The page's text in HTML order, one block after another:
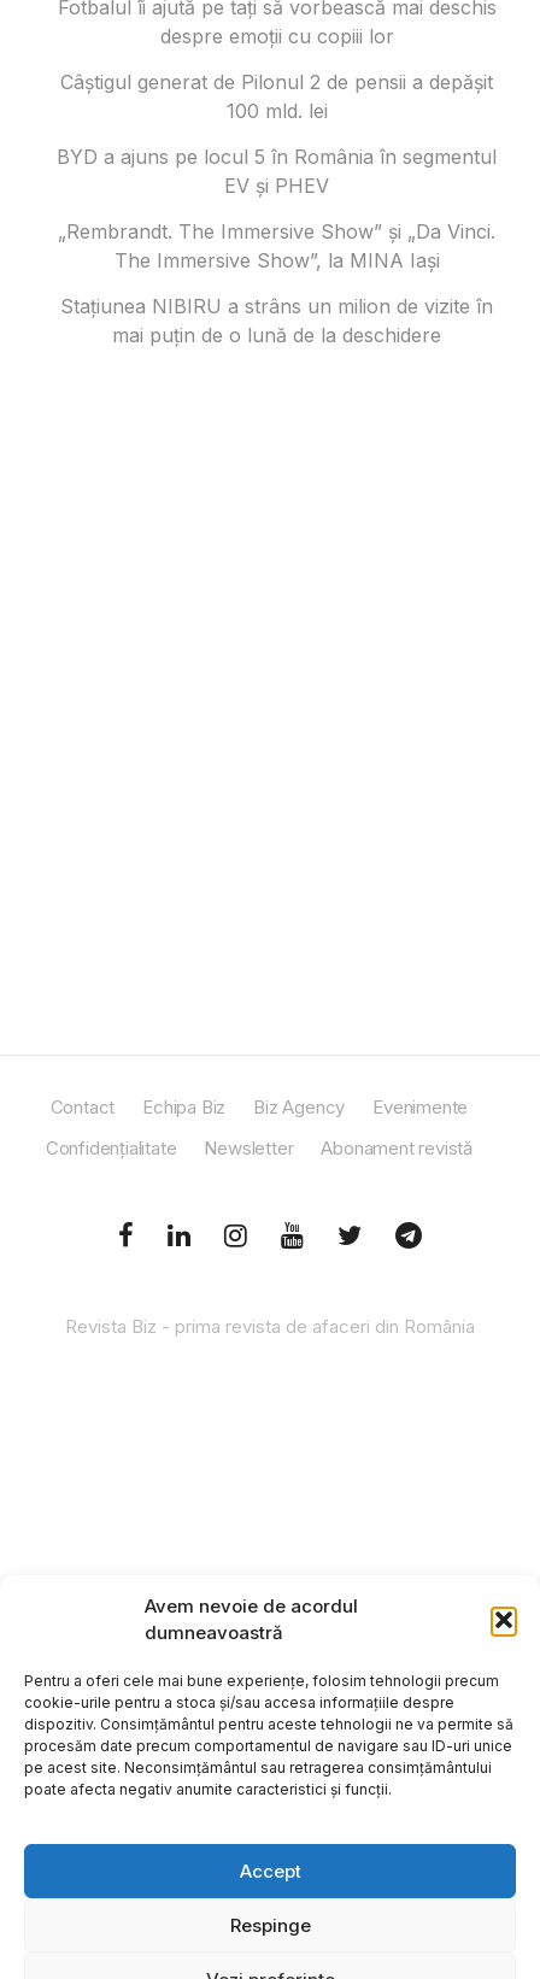
Avem nevoie de acordul
dumneavoastră
Pentru a oferi cele mai bune experiențe, folosim tehnologii precum
cookie-urile pentru a stoca și/sau accesa informațiile despre
dispozitiv. Consimțământul pentru aceste tehnologii ne va permite să
procesăm date precum comportamentul de navigare sau ID-uri unice
pe acest site. Neconsimțământul sau retragerea consimțământului
poate afecta negativ anumite caracteristici și funcții.
Accept
Respinge
Fotbalul îi ajută pe tați să vorbească mai deschis
despre emoții cu copiii lor
Câştigul generat de Pilonul 2 de pensii a depăşit
100 mld. lei
BYD a ajuns pe locul 5 în România în segmentul
EV și PHEV
„Rembrandt. The Immersive Show” și „Da Vinci.
The Immersive Show”, la MINA Iași
Stațiunea NIBIRU a strâns un milion de vizite în
mai puțin de o lună de la deschidere
Contact Echipa Biz Biz Agency
Evenimente
Confidențialitate
Newsletter Abonament revistă
Revista Biz - prima revista de afaceri din România
Copyright ©2026